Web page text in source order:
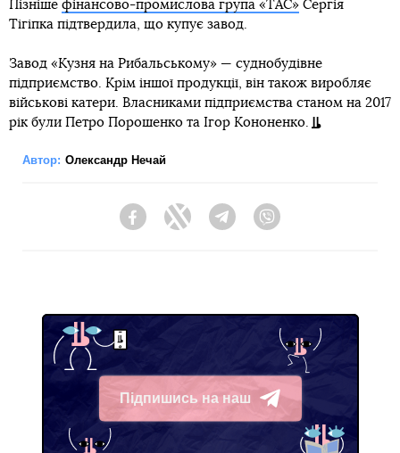
Пізніше фінансово-промислова група «ТАС» Сергія
Тігіпка підтвердила, що купує завод.
Завод «Кузня на Рибальському» — суднобудівне
підприємство. Крім іншої продукції, він також виробляє
військові катери. Власниками підприємства станом на 2017
рік були Петро Порошенко та Ігор Кононенко.
Автор: Олександр Нечай
FacebookTwitter Telegram
Підпишись на наш
Telegram